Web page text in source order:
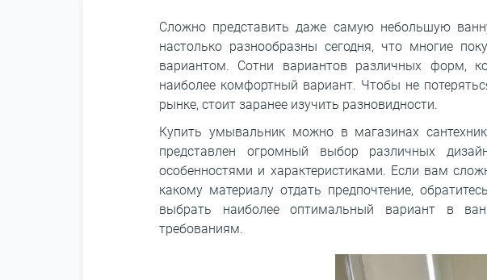
Сложно представить даже самую небольшую
настолько разнообразны сегодня, что многие
вариантом. Сотни вариантов различных форм,
наиболее комфортный вариант. Чтобы не
рынке, стоит заранее изучить разновидности.
Купить умывальник можно в магазинах
представлен огромный выбор различных
особенностями и характеристиками. Если вам
какому материалу отдать предпочтение,
выбрать наиболее оптимальный вариант в
требованиям.